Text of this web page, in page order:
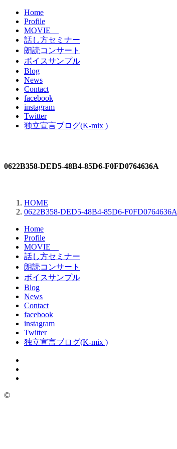
Home
Profile
MOVIE
話し方セミナー
朗読コンサート
ボイスサンプル
Blog
News
Contact
facebook
instagram
Twitter
独立宣言ブログ(K-mix )
0622B358-DED5-48B4-85D6-F0FD0764636A
HOME
0622B358-DED5-48B4-85D6-F0FD0764636A
Home
Profile
MOVIE
話し方セミナー
朗読コンサート
ボイスサンプル
Blog
News
Contact
facebook
instagram
Twitter
独立宣言ブログ(K-mix )
©